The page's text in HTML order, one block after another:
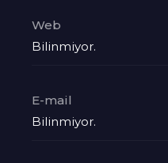
Web
Bilinmiyor.
E-mail
Bilinmiyor.